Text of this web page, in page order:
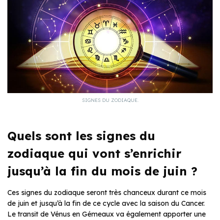
SIGNES DU ZODIAQUE.
Quels sont les signes du
zodiaque qui vont s’enrichir
jusqu’à la fin du mois de juin ?
Ces signes du zodiaque seront très chanceux durant ce mois
de juin et jusqu’à la fin de ce cycle avec la saison du Cancer.
Le transit de Vénus en Gémeaux va également apporter une